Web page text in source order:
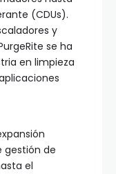
(CDUs).
y
se ha
en limpieza
gestión de
el